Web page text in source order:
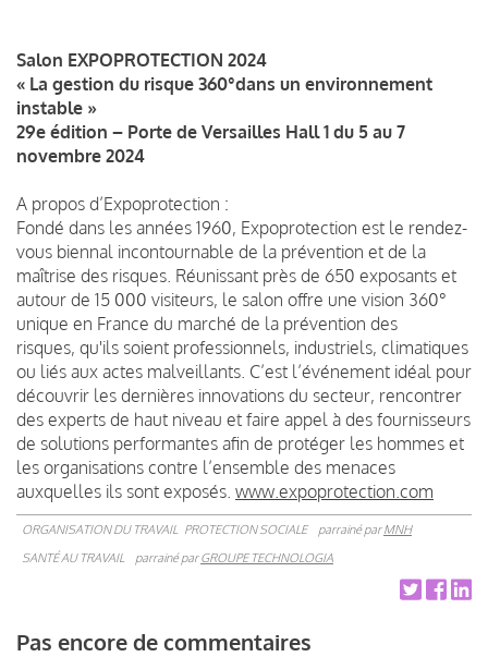
Salon EXPOPROTECTION 2024
« La gestion du risque 360°dans un environnement
instable »
29e édition – Porte de Versailles Hall 1 du 5 au 7
novembre 2024
A propos d’Expoprotection :
Fondé dans les années 1960, Expoprotection est le rendez-
vous biennal incontournable de la prévention et de la
maîtrise des risques. Réunissant près de 650 exposants et
autour de 15 000 visiteurs, le salon offre une vision 360°
unique en France du marché de la prévention des
risques, qu'ils soient professionnels, industriels, climatiques
ou liés aux actes malveillants. C’est l’événement idéal pour
découvrir les dernières innovations du secteur, rencontrer
des experts de haut niveau et faire appel à des fournisseurs
de solutions performantes afin de protéger les hommes et
les organisations contre l’ensemble des menaces
auxquelles ils sont exposés. www.expoprotection.com
ORGANISATION DU TRAVAIL PROTECTION SOCIALE parrainé parMNH
SANTÉ AU TRAVAIL
parrainé parGROUPE TECHNOLOGIA
Pas encore de commentaires